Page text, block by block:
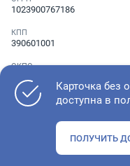
1023900767186
КПП
390601001
ОКПО
Телефон
Не указан
Карточка без
доступна в
ПОЛУЧИТЬ